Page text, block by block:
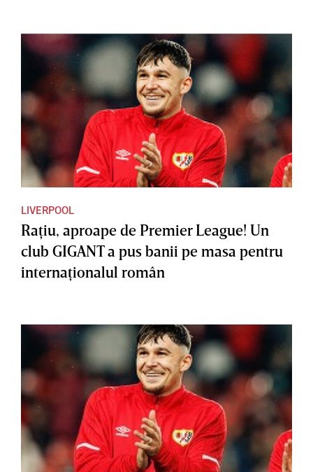
LIVERPOOL
Raţiu, aproape de Premier League! Un
club GIGANT a pus banii pe masa pentru
internaţionalul român